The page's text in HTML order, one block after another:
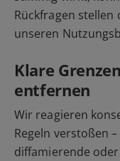
Rückfragen stellen
unseren
Klare
entfernen
Wir reagieren
Regeln verstoßen
diffamierende